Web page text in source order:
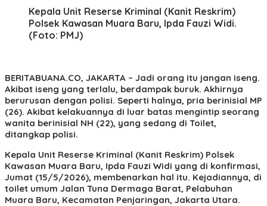
Kepala Unit Reserse Kriminal (Kanit Reskrim)
Polsek Kawasan Muara Baru, Ipda Fauzi Widi.
(Foto: PMJ)
BERITABUANA.CO, JAKARTA – Jadi orang itu jangan iseng.
Akibat iseng yang terlalu, berdampak buruk. Akhirnya
berurusan dengan polisi. Seperti halnya, pria berinisial MP
(26). Akibat kelakuannya di luar batas mengintip seorang
wanita berinisial NH (22), yang sedang di Toilet,
ditangkap polisi.
Kepala Unit Reserse Kriminal (Kanit Reskrim) Polsek
Kawasan Muara Baru, Ipda Fauzi Widi yang di konfirmasi,
Jumat (15/5/2026), membenarkan hal itu. Kejadiannya, di
toilet umum Jalan Tuna Dermaga Barat, Pelabuhan
Muara Baru, Kecamatan Penjaringan, Jakarta Utara.